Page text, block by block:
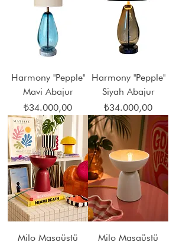
Harmony ''Pepple''
Mavi Abajur
Fiyat
₺34.000,00
Harmony ''Pepple''
Siyah Abajur
Fiyat
₺34.000,00
Milo Masaüstü
Milo Masaüstü